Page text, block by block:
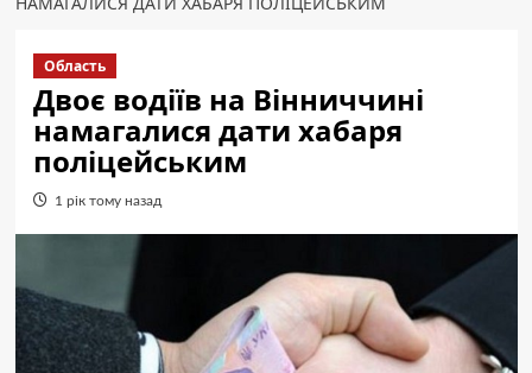
Область
Двоє водіїв на Вінниччині
намагалися дати хабаря
поліцейським
1 рік тому назад